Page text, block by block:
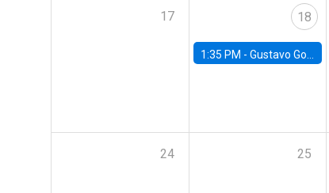
17 18
1:35 PM - Gustavo González, Banco Central de Chile
24 25